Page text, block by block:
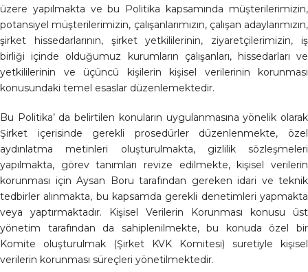
üzere yapılmakta ve bu Politika kapsamında müşterilerimizin,
potansiyel müşterilerimizin, çalışanlarımızın, çalışan adaylarımızın,
şirket hissedarlarının, şirket yetkililerinin, ziyaretçilerimizin, iş
birliği içinde olduğumuz kurumların çalışanları, hissedarları ve
yetkililerinin ve üçüncü kişilerin kişisel verilerinin korunması
konusundaki temel esaslar düzenlemektedir.
Bu Politika’ da belirtilen konuların uygulanmasına yönelik olarak
Şirket içerisinde gerekli prosedürler düzenlenmekte, özel
aydınlatma metinleri oluşturulmakta, gizlilik sözleşmeleri
yapılmakta, görev tanımları revize edilmekte, kişisel verilerin
korunması için Aysan Boru tarafından gereken idari ve teknik
tedbirler alınmakta, bu kapsamda gerekli denetimleri yapmakta
veya yaptırmaktadır. Kişisel Verilerin Korunması konusu üst
yönetim tarafından da sahiplenilmekte, bu konuda özel bir
Komite oluşturulmak (Şirket KVK Komitesi) suretiyle kişisel
verilerin korunması süreçleri yönetilmektedir.